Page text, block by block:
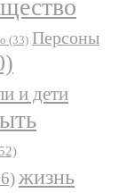
(33) Персоны
и дети
жизнь